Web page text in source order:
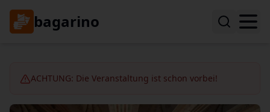
bagarino
ACHTUNG: Die Veranstaltung ist schon vorbei!